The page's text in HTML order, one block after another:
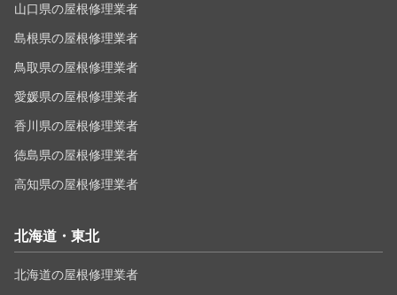
山口県の屋根修理業者
島根県の屋根修理業者
鳥取県の屋根修理業者
愛媛県の屋根修理業者
香川県の屋根修理業者
徳島県の屋根修理業者
高知県の屋根修理業者
北海道・東北
北海道の屋根修理業者